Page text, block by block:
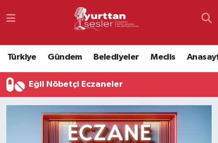
Türkiye Gündem Belediyeler Meclis
Eğil Nöbetçi Eczaneler
Namaz Vakitleri
Süper Lig Puan Durumu ve Fikstür
Tüm Manşetler
Son Dakika Haberleri
Haber Arşivi